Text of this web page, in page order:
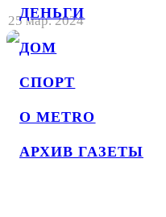
ДЕНЬГИ
ДОМ
СПОРТ
О METRO
АРХИВ ГАЗЕТЫ
25 мар. 2024